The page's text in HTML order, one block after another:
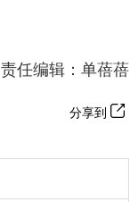
责任编辑：单蓓蓓
分享到